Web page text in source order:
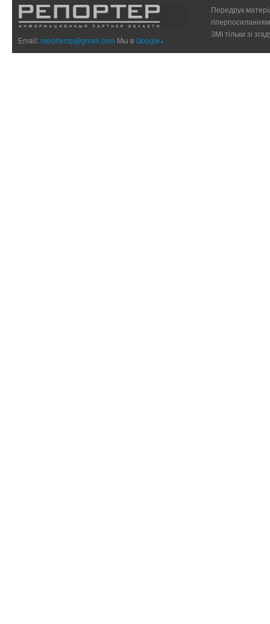
Email:reporterzp@gmail.com Мы вGoogle+
Передрук
ЗМІ тільки зі